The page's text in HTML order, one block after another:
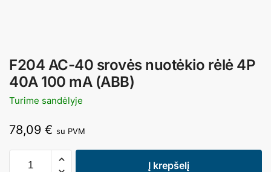
F204 AC-40 srovės nuotėkio rėlė 4P
40A 100 mA (ABB)
Turime sandėlyje
78,09 € su PVM
Į krepšelį